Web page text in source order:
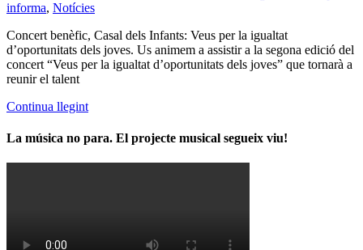
informa, Notícies
Concert benèfic, Casal dels Infants: Veus per la igualtat
d’oportunitats dels joves. Us animem a assistir a la segona edició del
concert “Veus per la igualtat d’oportunitats dels joves” que tornarà a
reunir el talent
Continua llegint
La música no para. El projecte musical segueix viu!